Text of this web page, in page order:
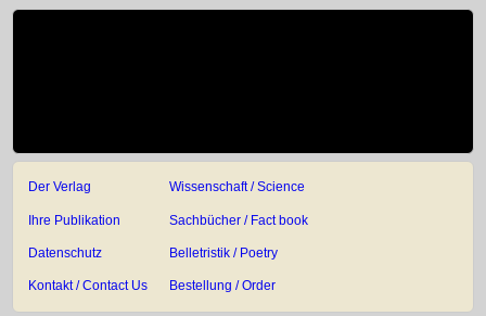
Der Verlag
Ihre Publikation
Datenschutz
Kontakt / Contact Us
Wissenschaft / Science
Sachbücher / Fact book
Belletristik / Poetry
Bestellung / Order